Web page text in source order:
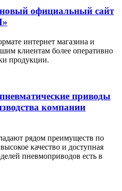
официальный сайт
интернет магазина и
клиентам более оперативно
продукции.
приводы
компании
рядом преимуществ по
качество и доступная
пневмоприводов есть в